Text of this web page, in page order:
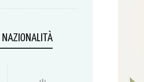
NAZIONALITÀ